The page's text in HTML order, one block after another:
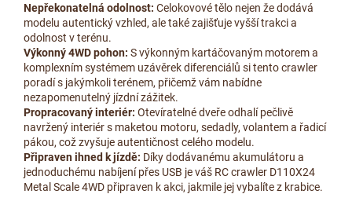
Nepřekonatelná odolnost: Celokovové tělo nejen že dodává
modelu autentický vzhled, ale také zajišťuje vyšší trakci a
odolnost v terénu.
Výkonný 4WD pohon: S výkonným kartáčovaným motorem a
komplexním systémem uzávěrek diferenciálů si tento crawler
poradí s jakýmkoli terénem, přičemž vám nabídne
nezapomenutelný jízdní zážitek.
Propracovaný interiér: Otevíratelné dveře odhalí pečlivě
navržený interiér s maketou motoru, sedadly, volantem a řadicí
pákou, což zvyšuje autentičnost celého modelu.
Připraven ihned k jízdě: Díky dodávanému akumulátoru a
jednoduchému nabíjení přes USB je váš RC crawler D110X24
Metal Scale 4WD připraven k akci, jakmile jej vybalíte z krabice.